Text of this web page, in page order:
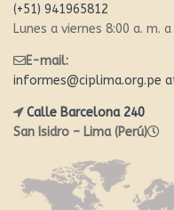
(+51) 941965812
Lunes a viernes 8:00 a. m.
E-mail:
informes@ciplima.org.pe
Calle Barcelona 240
San Isidro – Lima (Perú)